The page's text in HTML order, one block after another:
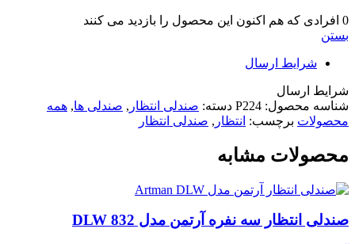
0 افرادی که هم اکنون این محصول را بازدید می کنند
بستن
شرایط ارسال
شرایط ارسال
شناسه محصول: P224 دسته: صندلی انتظار , صندلی ها, همه
محصولات برچسب: انتظار , صندلی انتظار
محصولات مشابه
صندلی انتظار سه نفره آرتمن مدل 832 DLW